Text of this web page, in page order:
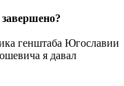
генштаба Югославии
я давал